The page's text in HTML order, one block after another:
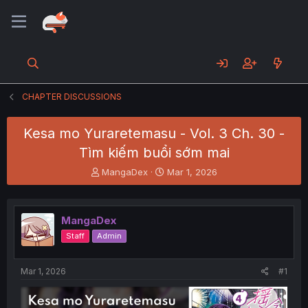
CHAPTER DISCUSSIONS
Kesa mo Yuraretemasu - Vol. 3 Ch. 30 -
Tìm kiếm buổi sớm mai
T
h
e
a
d
s
t
MangaDex
S
t
r
t
Mar 1, 2026
MangaDex
Staff Admin
Mar 1, 2026 #1